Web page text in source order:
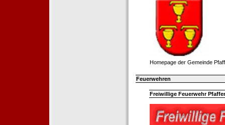
Homepage der Gemeinde
Feuerwehren
Freiwillige Feuerwehr